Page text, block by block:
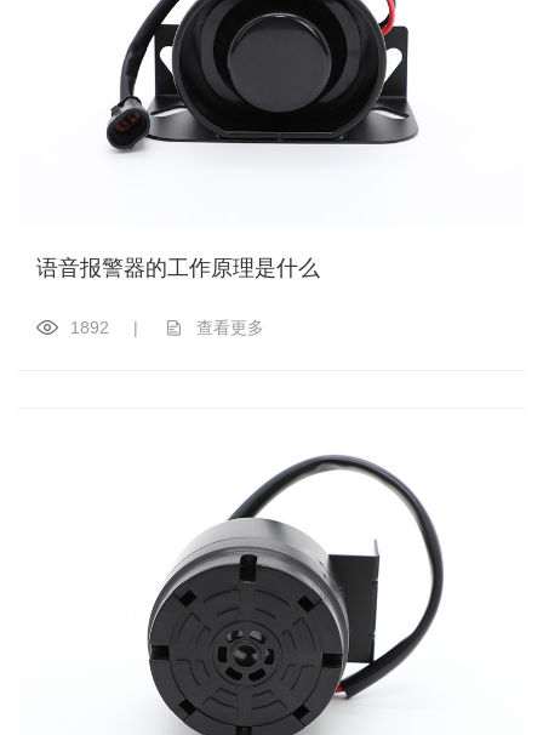
语音报警器的工作原理是什么
1892 | 查看更多